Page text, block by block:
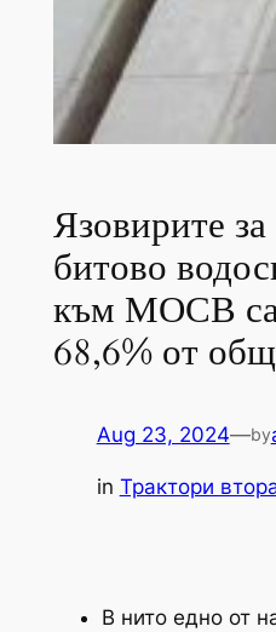
Язовирите
битово
към МОСВ
68,6% от
Aug 23, 2024—by
in Трактори
В нито едно от